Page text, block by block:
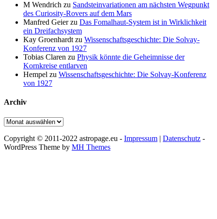
M Wendrich zu Sandsteinvariationen am nächsten Wegpunkt
des Curiosity-Rovers auf dem Mars
Manfred Geierzu Das Fomalhaut-System ist in Wirklichkeit
ein Dreifachsystem
Kay Groenhardt zu Wissenschaftsgeschichte: Die Solvay-
Konferenz von 1927
Tobias Claren zu Physik könnte die Geheimnisse der
Kornkreise entlarven
Hempel zu Wissenschaftsgeschichte: Die Solvay-Konferenz
von 1927
Archiv
Archiv
Copyright © 2011-2022 astropage.eu - Impressum | Datenschutz -
WordPress Theme by MH Themes